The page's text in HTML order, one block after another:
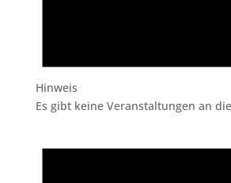
Hinweis
Es gibt keine Veranstaltungen an